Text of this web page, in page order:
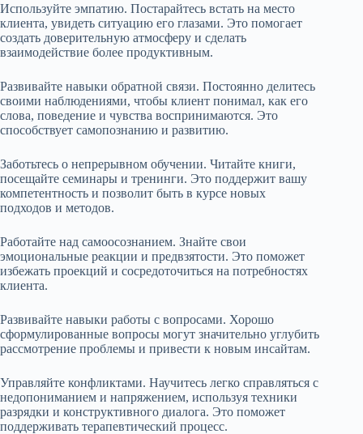
Используйте эмпатию. Постарайтесь встать на место
клиента, увидеть ситуацию его глазами. Это помогает
создать доверительную атмосферу и сделать
взаимодействие более продуктивным.
Развивайте навыки обратной связи. Постоянно делитесь
своими наблюдениями, чтобы клиент понимал, как его
слова, поведение и чувства воспринимаются. Это
способствует самопознанию и развитию.
Заботьтесь о непрерывном обучении. Читайте книги,
посещайте семинары и тренинги. Это поддержит вашу
компетентность и позволит быть в курсе новых
подходов и методов.
Работайте над самоосознанием. Знайте свои
эмоциональные реакции и предвзятости. Это поможет
избежать проекций и сосредоточиться на потребностях
клиента.
Развивайте навыки работы с вопросами. Хорошо
сформулированные вопросы могут значительно углубить
рассмотрение проблемы и привести к новым инсайтам.
Управляйте конфликтами. Научитесь легко справляться с
недопониманием и напряжением, используя техники
разрядки и конструктивного диалога. Это поможет
поддерживать терапевтический процесс.